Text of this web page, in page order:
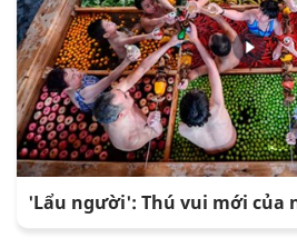
'Lẩu người': Thú vui mới của